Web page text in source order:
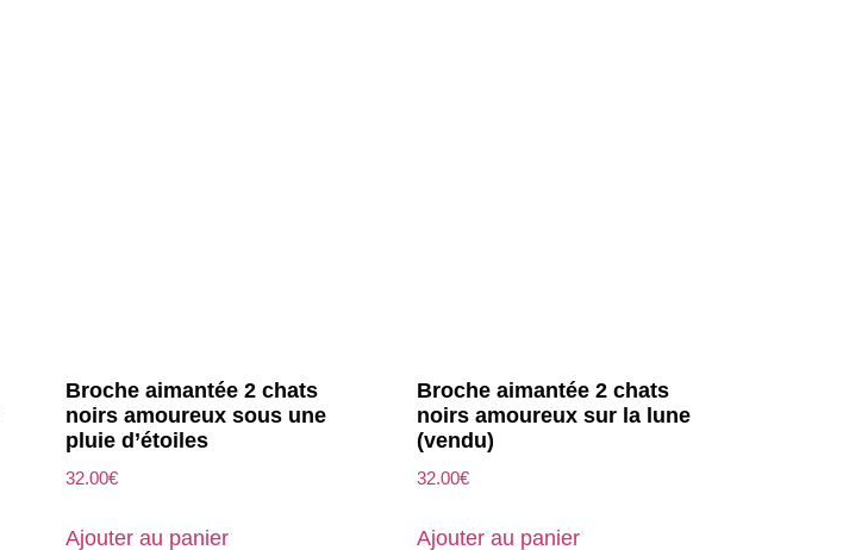
Broche aimantée 2 chats
noirs amoureux sous une
pluie d’étoiles
32.00€
Ajouter au panier
Broche aimantée 2 chats
noirs amoureux sur la lune
(vendu)
32.00€
Ajouter au panier